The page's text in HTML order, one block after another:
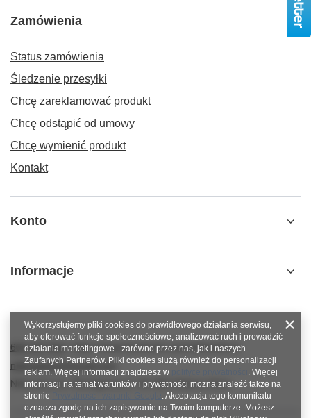
Zamówienia
Status zamówienia
Śledzenie przesyłki
Chcę zareklamować produkt
Chcę odstąpić od umowy
Chcę wymienić produkt
Kontakt
Konto
Informacje
600 267 814 https://www.facebook.com/nitkowelove
nitkowelove@gmail.com
NitkoweLove,Ekologiczna 2,65-364Zielona Góra
Wykorzystujemy pliki cookies do prawidłowego działania serwisu,
aby oferować funkcje społecznościowe, analizować ruch i prowadzić
działania marketingowe - zarówno przez nas, jak i naszych
Zaufanych Partnerów. Pliki cookies służą również do personalizacji
reklam. Więcej informacji znajdziesz w
. Więcej
informacji na temat warunków i prywatności można znaleźć także na
stronie
. Akceptacja tego komunikatu
oznacza zgodę na ich zapisywanie na Twoim komputerze. Możesz